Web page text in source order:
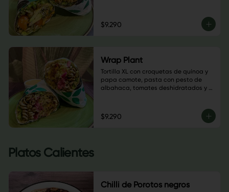
$9.290
Wrap Plant
Tortilla XL con croquetas de quínoa y
papa camote, pasta con pesto de
albahaca, tomates deshidratados y
morado, almendras laminadas, hojas
verdes y salsa a elección
$9.290
Platos Calientes
Chilli de Porotos negros